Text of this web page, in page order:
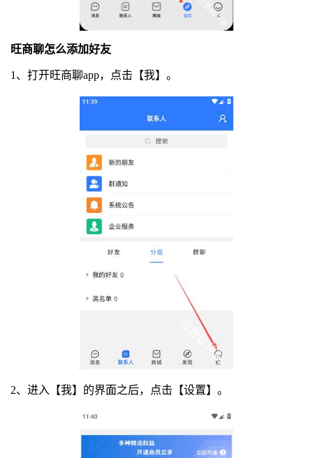
旺商聊怎么添加好友
1、打开旺商聊app，点击【我】。
2、进入【我】的界面之后，点击【设置】。